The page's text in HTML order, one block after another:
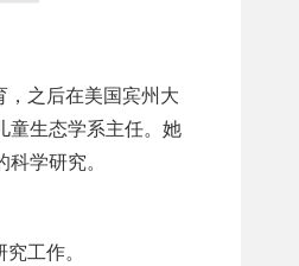
，之后在美国宾州大
童生态学系主任。她
学研究。
工作。